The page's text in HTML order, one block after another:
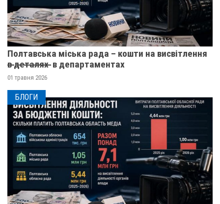
Полтавська міська рада – кошти на висвітлення
в̶ ̶д̶е̶т̶а̶л̶я̶х̶ ̶ в департаментах
01 травня 2026
БЛОГИ